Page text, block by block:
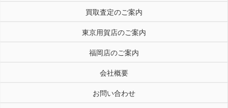
買取査定のご案内
東京用賀店のご案内
福岡店のご案内
会社概要
お問い合わせ